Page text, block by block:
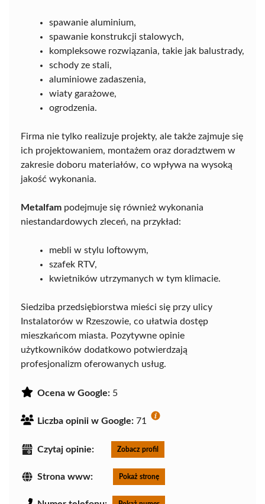
spawanie aluminium,
spawanie konstrukcji stalowych,
kompleksowe rozwiązania, takie jak balustrady,
schody ze stali,
aluminiowe zadaszenia,
wiaty garażowe,
ogrodzenia.
Firma nie tylko realizuje projekty, ale także zajmuje się
ich projektowaniem, montażem oraz doradztwem w
zakresie doboru materiałów, co wpływa na wysoką
jakość wykonania.
Metalfam podejmuje się również wykonania
niestandardowych zleceń, na przykład:
mebli w stylu loftowym,
szafek RTV,
kwietników utrzymanych w tym klimacie.
Siedziba przedsiębiorstwa mieści się przy ulicy
Instalatorów w Rzeszowie, co ułatwia dostęp
mieszkańcom miasta. Pozytywne opinie
użytkowników dodatkowo potwierdzają
profesjonalizm oferowanych usług.
Ocena w Google: 5
Liczba opinii w Google: 71
Czytaj opinie: Zobacz profil
Strona www: Pokaż stronę